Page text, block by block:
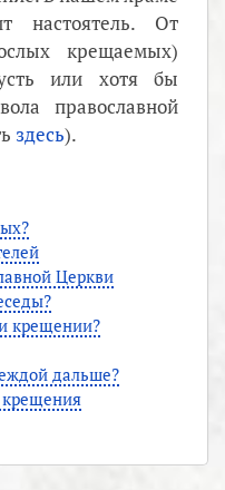
настоятель. От
крещаемых)
или хотя бы
православной
здесь).
Церкви
крещении?
дальше?
крещения